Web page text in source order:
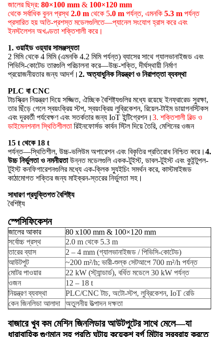
জালের ছিদ্র: 80×100 mm & 100×120 mm
থেকে সর্বাধিক বুনন প্রস্থ 2.0 m থেকে 5.0 m পর্যন্ত, এমনকি 5.3 m পর্যন্ত
প্রসারিত হয় অতি-প্রশস্ত মডেলগুলিতে—প্যানেল সংযোগ হ্রাস করে এবং
ইনস্টলেশন অখণ্ডতা শক্তিশালী করে।
1. ওয়াইড ওয়্যার সামঞ্জস্যতা
2 মিমি থেকে 4 মিমি (এমনকি 4.2 মিমি পর্যন্ত) ব্যাসের সাথে গ্যালভানাইজড এবং
পিভিসি-কোটেড তারগুলি পরিচালনা করে—উচ্চ-শক্তি, দীর্ঘস্থায়ী নির্মাণ
প্রয়োজনীয়তার জন্য আদর্শ। 2. অত্যাধুনিক নিয়ন্ত্রণ ও নিরাপত্তা ব্যবস্থা
PLC বা CNC
টাচস্ক্রিন নিয়ন্ত্রণ দিয়ে সজ্জিত, ঐচ্ছিক বৈশিষ্ট্যগুলির মধ্যে রয়েছে ইনফ্রারেড সুরক্ষা,
তার ছিঁড়ে গেলে স্বয়ংক্রিয় স্টপ, স্বয়ংক্রিয় লুব্রিকেশন, রিয়েল-টাইম ডায়াগনস্টিকস
এবং দূরবর্তী পর্যবেক্ষণ এবং সতর্কতার জন্য IoT ইন্টিগ্রেশন। 3. শক্তিশালী বিল্ড ও
ডাইমেনশনাল স্থিতিশীলতা রিইনফোর্সড কার্বন স্টিল দিয়ে তৈরি, মেশিনের ওজন
15 t থেকে 18 t
পর্যন্ত—স্থিতিশীল, উচ্চ-ভলিউম অপারেশন এবং বিকৃতির প্রতিরোধ নিশ্চিত করে। 4.
উচ্চ নির্ভুলতা ও নমনীয়তাউন্নত মডেলগুলি একক-টুইস্ট, ডাবল-টুইস্ট এবং কুইন্টুপল-
টুইস্ট কনফিগারেশনগুলির মধ্যে এক-ক্লিক স্যুইচিং সমর্থন করে, কাস্টমাইজড
কাঠামোগত শক্তির জন্য মাইক্রন-স্তরের নির্ভুলতা সহ।
সাধারণ প্রযুক্তিগত বৈশিষ্ট্য
বৈশিষ্ট্য
স্পেসিফিকেশন
জালের আকার
80 x100 mm & 100×120 mm
সর্বোচ্চ প্রস্থ
2.0 m থেকে 5.3 m
তারের ব্যাস
2 – 4 mm (গ্যালভানাইজড / পিভিসি-কোটেড)
আউটপুট
~200 m²/h; ভারী-শুল্ক সেটআপে 700 m²/h পর্যন্ত
মোটর পাওয়ার
22 kW (স্ট্যান্ডার্ড), বর্ধিত মডেলে 30 kW পর্যন্ত
ওজন
12 – 18 t
নিয়ন্ত্রণ ব্যবস্থা
PLC/CNC টাচ, অটো-স্টপ, লুব্রিকেশন, IoT রেডি
কেন জিনলিডা আলাদা
অতুলনীয় উত্পাদন দক্ষতা
বাজারে খুব কম মেশিন জিনলিডার আউটপুটের সাথে মেলে—যা
ধারাবাহিক গুণমান সহ প্রতি ঘন্টায় কয়েকশ বর্গ মিটার সরবরাহ করতে